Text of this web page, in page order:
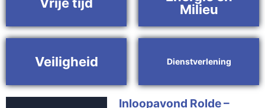
Vrije tijd
Milieu
Veiligheid Dienstverlening
Inloopavond Rolde –